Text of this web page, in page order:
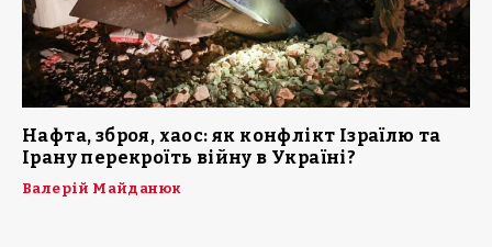
Нафта, зброя, хаос: як конфлікт Ізраїлю та
Ірану перекроїть війну в Україні?
Валерій Майданюк